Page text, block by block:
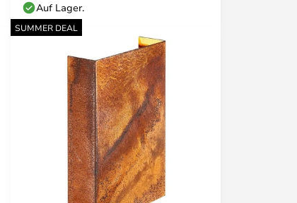
Auf Lager.
SUMMER DEAL